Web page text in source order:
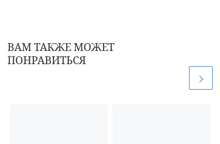
ВАМ ТАКЖЕ МОЖЕТ
ПОНРАВИТЬСЯ